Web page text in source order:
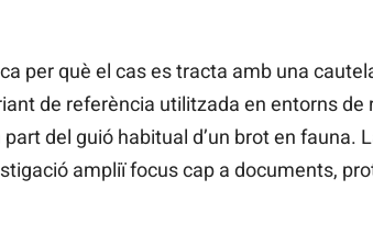
per què el cas es tracta amb una
de referència utilitzada en entorns de
del guió habitual d’un brot en fauna.
ampliï focus cap a documents,